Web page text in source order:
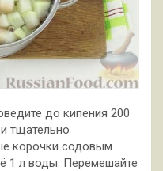
до кипения 200
тщательно
корочки содовым
1 л воды. Перемешайте